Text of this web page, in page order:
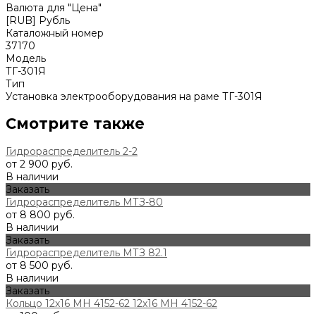
Валюта для "Цена"
[RUB] Рубль
Каталожный номер
37170
Модель
ТГ-301Я
Тип
Установка электрооборудования на раме ТГ-301Я
Смотрите также
Гидрораспределитель 2-2
от 2 900 руб.
В наличии
Заказать
Гидрораспределитель МТЗ-80
от 8 800 руб.
В наличии
Заказать
Гидрораспределитель МТЗ 82.1
от 8 500 руб.
В наличии
Заказать
Кольцо 12x16 МН 4152-62 12x16 МН 4152-62